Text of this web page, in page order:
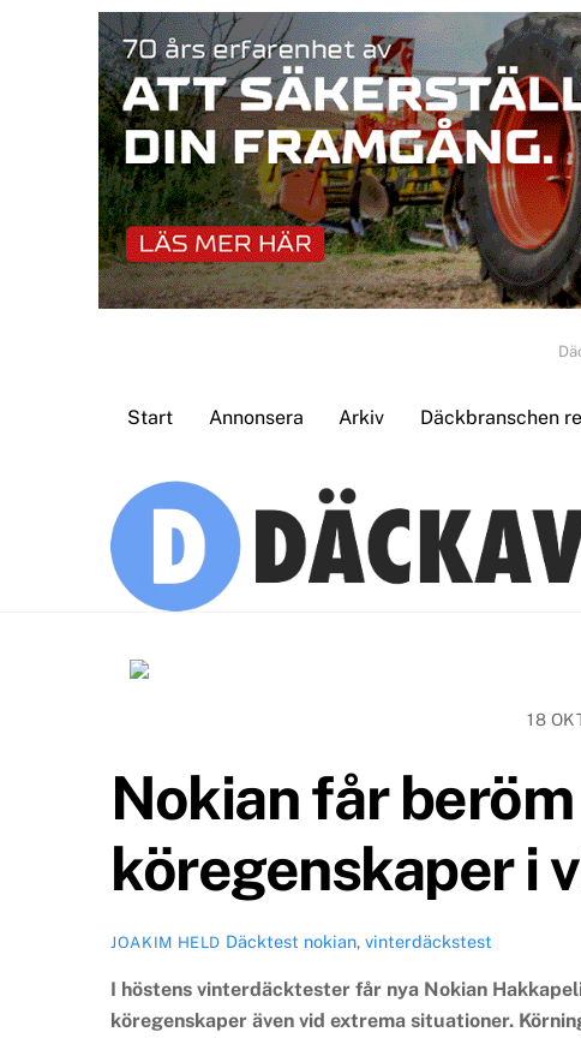
Start Annonsera Arkiv Däckbranschen
18
Nokian får
köregenskaper i
JOAKIM HELD Däcktest nokian,vinterdäckstest
I höstens vinterdäcktester får nya Nokian
köregenskaper även vid extrema situationer.